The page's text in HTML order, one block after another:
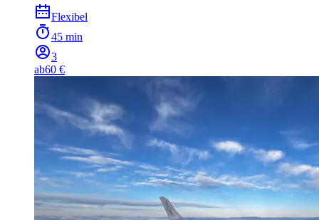
Flexibel
45 min
3
ab60 €